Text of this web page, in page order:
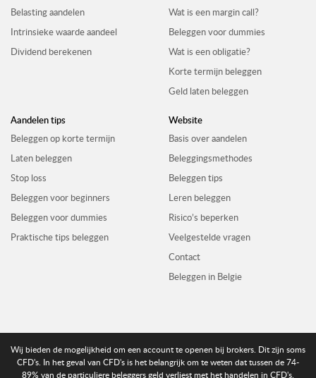
Belasting aandelen
Intrinsieke waarde aandeel
Dividend berekenen
Wat is een margin call?
Beleggen voor dummies
Wat is een obligatie?
Korte termijn beleggen
Geld laten beleggen
Aandelen tips
Beleggen op korte termijn
Laten beleggen
Stop loss
Beleggen voor beginners
Beleggen voor dummies
Praktische tips beleggen
Website
Basis over aandelen
Beleggingsmethodes
Beleggen tips
Leren beleggen
Risico’s beperken
Veelgestelde vragen
Contact
Beleggen in Belgie
Wij bieden de mogelijkheid om een account te openen bij brokers. Dit zijn soms
CFD's. In het geval van CFD's is het belangrijk om te weten dat tussen de 74-
89% van de particuliere beleggers geld verliest met het handelen in CFD's.